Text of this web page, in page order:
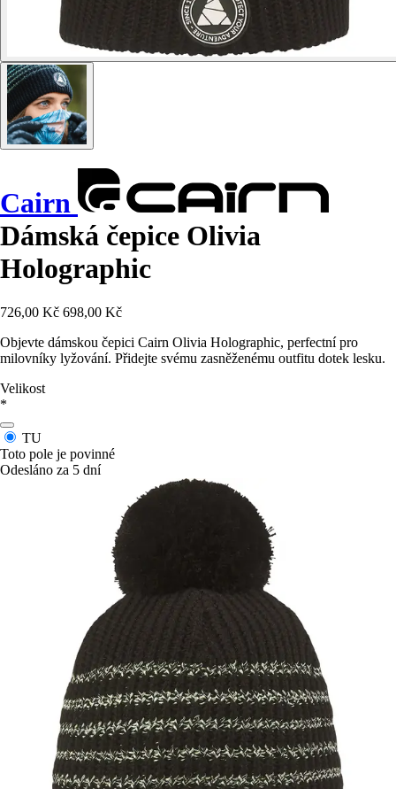
Cairn
Dámská čepice Olivia
Holographic
726,00 Kč 698,00 Kč
Objevte dámskou čepici Cairn Olivia Holographic, perfectní pro
milovníky lyžování. Přidejte svému zasněženému outfitu dotek lesku.
Velikost
*
TU
Toto pole je povinné
Odesláno za 5 dní